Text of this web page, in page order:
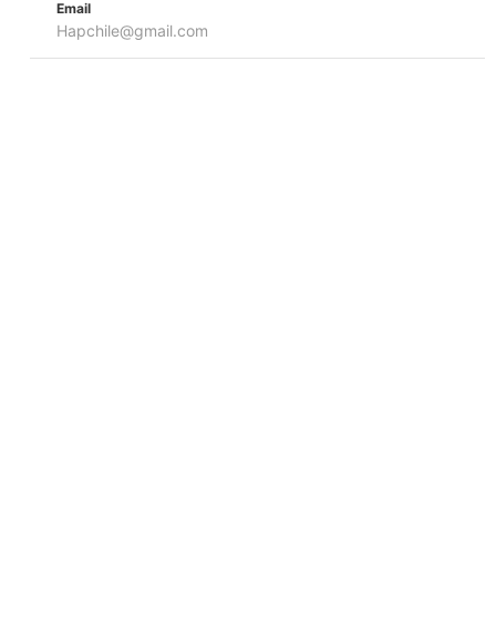
Email
Hapchile@gmail.com